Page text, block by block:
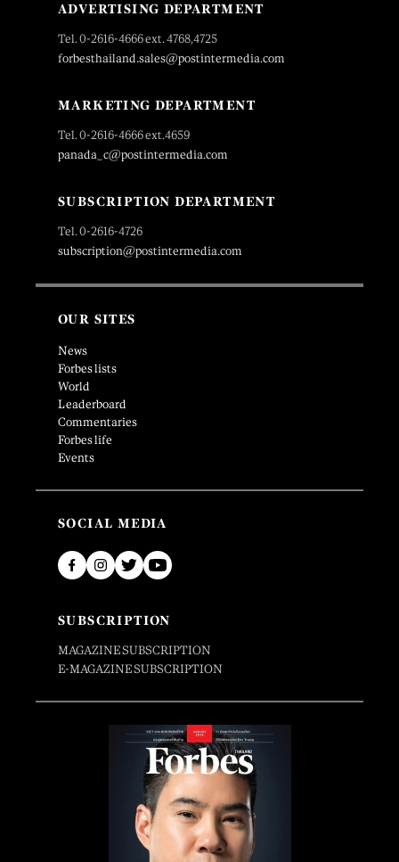
ADVERTISING DEPARTMENT
Tel. 0-2616-4666 ext. 4768,4725
forbesthailand.sales@postintermedia.com
MARKETING DEPARTMENT
Tel. 0-2616-4666 ext.4659
panada_c@postintermedia.com
SUBSCRIPTION DEPARTMENT
Tel. 0-2616-4726
subscription@postintermedia.com
OUR SITES
News
Forbes lists
World
Leaderboard
Commentaries
Forbes life
Events
SOCIAL MEDIA
SUBSCRIPTION
MAGAZINE SUBSCRIPTION
E-MAGAZINE SUBSCRIPTION